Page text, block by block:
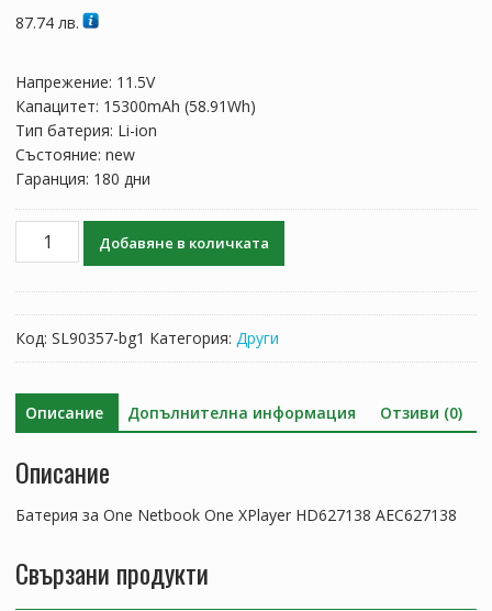
87.74 лв.
Напрежение: 11.5V
Капацитет: 15300mAh (58.91Wh)
Тип батерия: Li-ion
Състояние: new
Гаранция: 180 дни
количество
Netbook
XPlayer
HD627138
Добавяне в количката
Код: SL90357-bg1 Категория: Други
Описание Допълнителна информация Отзиви (0)
Описание
Батерия за One Netbook One XPlayer HD627138 AEC627138
Свързани продукти